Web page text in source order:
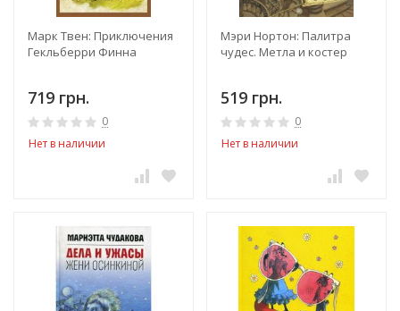
Марк Твен: Приключения
Гекльберри Финна
719 грн.
0
Нет в наличии
Мэри Нортон: Палитра
чудес. Метла и костер
519 грн.
0
Нет в наличии